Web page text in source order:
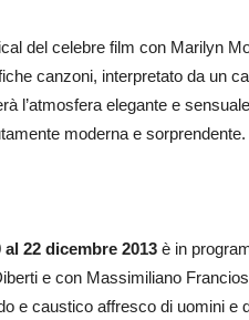
del celebre film con Marilyn
canzoni, interpretato da un
l’atmosfera elegante e
moderna e sorprendente.
al 22 dicembre 2013 è in
e con Massimiliano
e caustico affresco di uomini e